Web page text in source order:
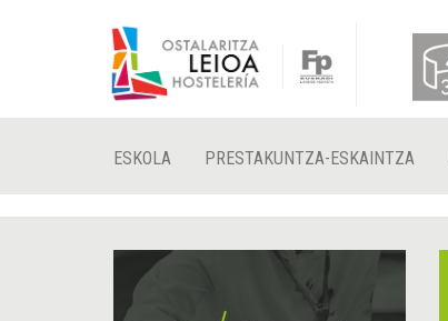
ESKOLA PRESTAKUNTZA-ESKAINTZA